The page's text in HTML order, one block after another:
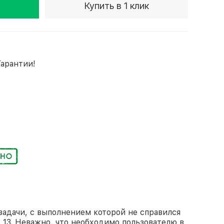
Купить в 1 клик
с выполнением которой не справился